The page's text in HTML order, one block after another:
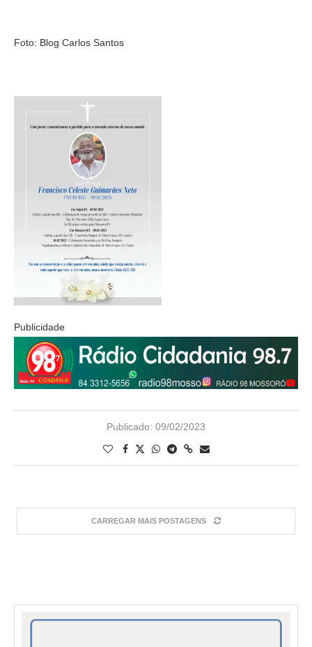
Foto: Blog Carlos Santos
Publicidade
Publicado: 09/02/2023
CARREGAR MAIS POSTAGENS